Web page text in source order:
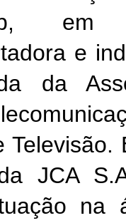
em
e
da
JCA
na